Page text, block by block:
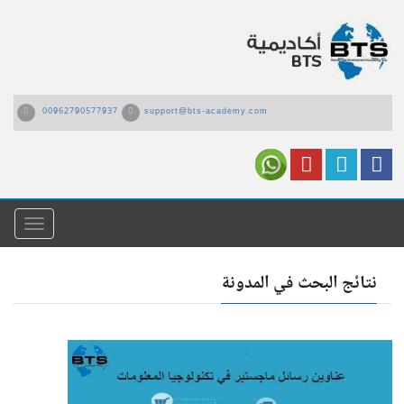
00962790577937 support@bts-academy.com
القائمة
نتائج البحث في المدونة